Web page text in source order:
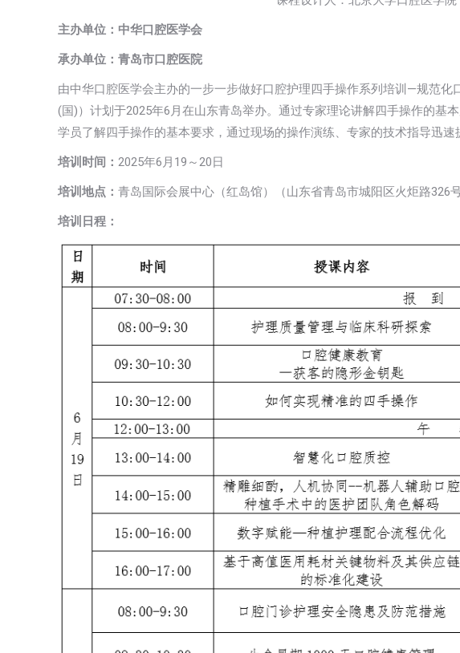
主办单位：中华口腔医学会
承办单位：青岛市口腔医院
由中华口腔医学会主办的一步一步做好口腔护理四手操作系列培训—规范
(国)）计划于2025年6月在山东青岛举办。通过专家理论讲解四手操作的基
学员了解四手操作的基本要求，通过现场的操作演练、专家的技术指导迅速
培训时间： 2025年6月19～20日
培训地点： 青岛国际会展中心（红岛馆）（山东省青岛市城阳区火炬路326号
培训日程：